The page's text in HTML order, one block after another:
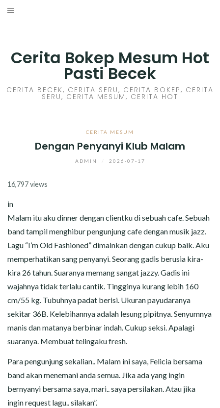
Skip
Cerita Bokep Mesum Hot
Pasti Becek
CERITA BECEK, CERITA SERU, CERITA BOKEP, CERITA
SERU, CERITA MESUM, CERITA HOT
CERITA MESUM
Dengan Penyanyi Klub Malam
ADMIN 2026-07-17
16,797 views
in
Malam itu aku dinner dengan clientku di sebuah cafe. Sebuah
band tampil menghibur pengunjung cafe dengan musik jazz.
Lagu “I’m Old Fashioned” dimainkan dengan cukup baik. Aku
memperhatikan sang penyanyi. Seorang gadis berusia kira-
kira 26 tahun. Suaranya memang sangat jazzy. Gadis ini
wajahnya tidak terlalu cantik. Tingginya kurang lebih 160
cm/55 kg. Tubuhnya padat berisi. Ukuran payudaranya
sekitar 36B. Kelebihannya adalah lesung pipitnya. Senyumnya
manis dan matanya berbinar indah. Cukup seksi. Apalagi
suaranya. Membuat telingaku fresh.
Para pengunjung sekalian.. Malam ini saya, Felicia bersama
band akan menemani anda semua. Jika ada yang ingin
bernyanyi bersama saya, mari.. saya persilakan. Atau jika
ingin request lagu.. silakan”.
CERITA SEX HOT
CERITA SKANDAL
CERITA MALAM
CERITA NAKAL
CERITA SEMPROT
CERITA SPERMA
CERITA HOT MAMA
CERITA TANTE SEXY